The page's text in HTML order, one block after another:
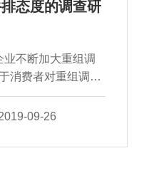
分析指标、蒸煮 损
值、蛋白质含量、
态度的调查研
不断加大重组调
消费者对重组调理
究通过网络调研与
我国消费者对重组
的首要考虑因素；
09-26